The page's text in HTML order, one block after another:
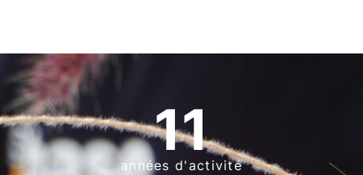
années d'activité
11